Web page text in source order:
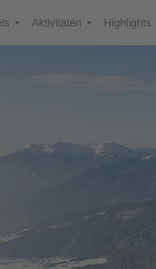
Aktivitäten Highlights